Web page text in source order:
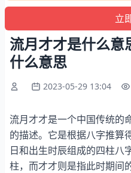
流月才才是什么意
什么意思
2023-05-29 13:04
流月才才是一个中国传统的
的描述。它是根据八字推算
日和出生时辰组成的四柱八
柱，而才才则是指此时期间